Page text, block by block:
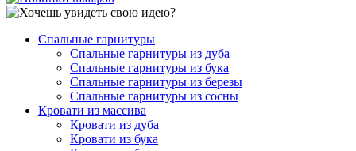
Спальные гарнитуры
Спальные гарнитуры из дуба
Спальные гарнитуры из бука
Спальные гарнитуры из березы
Спальные гарнитуры из сосны
Кровати из массива
Кровати из дуба
Кровати из бука